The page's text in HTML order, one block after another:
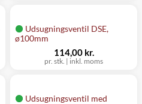
Udsugningsventil DSE,
ø100mm
pr. stk. | inkl. moms
114,00 kr.
Udsugningsventil med